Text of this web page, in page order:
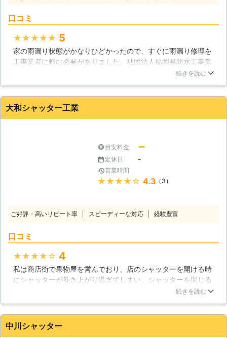
口コミ
★★★★★ 5
家の雨漏り状態がかなりひどかったので、すぐに雨漏り修理を
工事業者に頼む必要がありました。社団法人福岡県防水工事業
協会が自宅のある福岡県福岡市中央区で修理対応が可能とのこ
業者を選んだ判断は正解でした。
香川県 三豊市 2016年12月25日
続きを読む
大和シャッター工業
目安料金 ー
定休日 -
営業時間
★★★★★ 4.3 （3）
ご好評・高いリピート率 スピーディーな対応 経験豊富
口コミ
★★★★★ 4
私は商店街で果物屋を営んでおり、店のシャッターを開ける時
にシャッターが巻き上がり過ぎてしまい、シャッターを閉じる
ことができなくなってしまいました。このままだと店を閉店す
ぐに店まで来てくれ、リミットスイッチを調整してくれまし
た。リミットスイッチを調整するとシャッターが降りてきて、
続きを読む
中川シャッター